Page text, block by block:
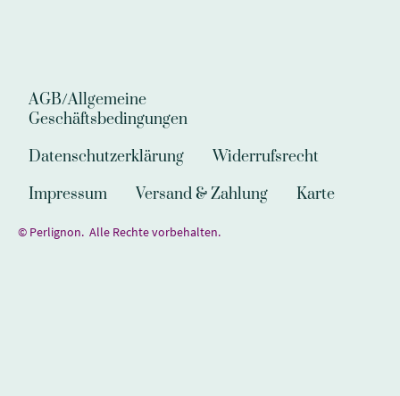
AGB/Allgemeine
Geschäftsbedingungen
Datenschutzerklärung
Widerrufsrecht
Impressum
Versand & Zahlung Karte
© Perlignon. Alle Rechte vorbehalten.